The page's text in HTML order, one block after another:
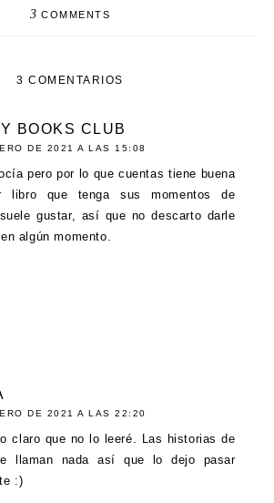
3 COMMENTS
3 COMENTARIOS
BOOKS CLUB
DE 2021 A LAS 15:08
pero por lo que cuentas tiene buena
libro que tenga sus momentos de
gustar, así que no descarto darle
algún momento.
DE 2021 A LAS 22:20
claro que no lo leeré. Las historias de
llaman nada así que lo dejo pasar
:)